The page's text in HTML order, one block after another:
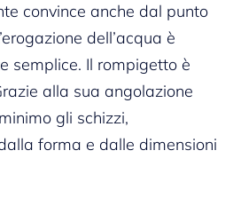
convince anche dal punto
dell’acqua è
semplice. Il rompigetto è
alla sua angolazione
gli schizzi,
forma e dalle dimensioni